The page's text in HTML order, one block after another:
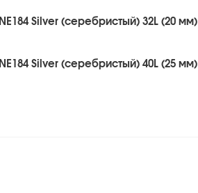
NE184 Silver (серебристый) 32L (20 мм)
NE184 Silver (серебристый) 40L (25 мм)